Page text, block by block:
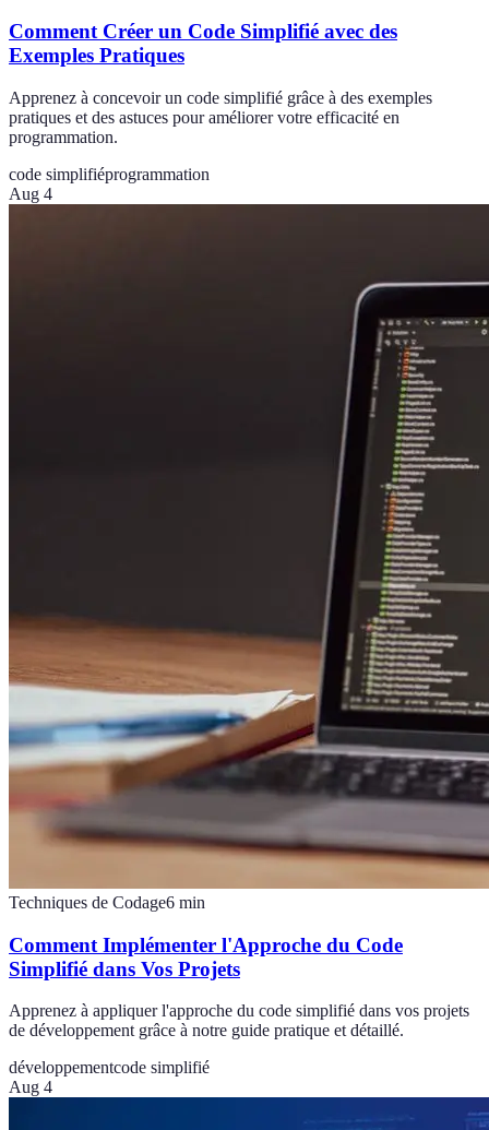
Comment Créer un Code Simplifié avec des
Exemples Pratiques
Apprenez à concevoir un code simplifié grâce à des exemples
pratiques et des astuces pour améliorer votre efficacité en
programmation.
code simplifiéprogrammation
Aug 4
Techniques de Codage6 min
Comment Implémenter l'Approche du Code
Simplifié dans Vos Projets
Apprenez à appliquer l'approche du code simplifié dans vos projets
de développement grâce à notre guide pratique et détaillé.
développementcode simplifié
Aug 4